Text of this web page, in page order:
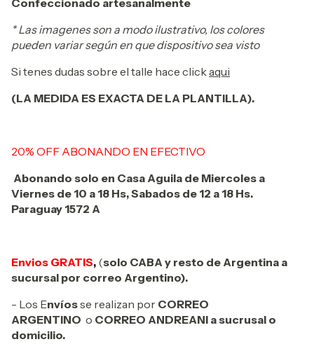
* Las imagenes son a modo ilustrativo, los colores
pueden variar según en que dispositivo sea visto
Si tenes dudas sobre el talle hace clickaqui
(LA MEDIDA ES EXACTA DE LA PLANTILLA).
20% OFF ABONANDO EN EFECTIVO
Abonando solo en Casa Aguila de Miercoles a
Viernes de 10 a 18 Hs, Sabados de 12 a 18 Hs.
Paraguay 1572 A
Envios GRATIS, (solo CABA y resto de Argentina a
sucursal por correo Argentino).
- Los Envíosse realizan por CORREO
ARGENTINO o CORREO ANDREANI a sucrusal o
domicilio.